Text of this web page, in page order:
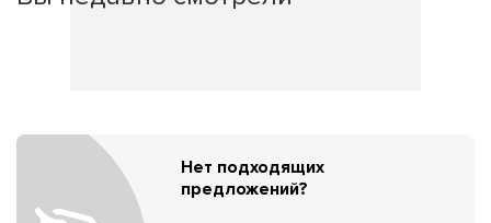
Нет подходящих
предложений?